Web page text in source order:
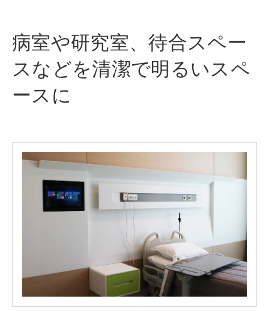
病室や研究室、待合スペー
スなどを清潔で明るいスペ
ースに